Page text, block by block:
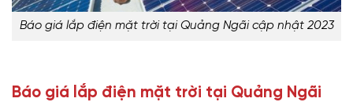
Báo giá lắp điện mặt trời tại Quảng Ngãi cập nhật 2023
Báo giá lắp điện mặt trời tại Quảng Ngãi